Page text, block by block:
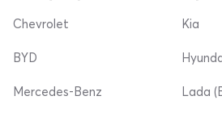
Chevrolet
BYD
Mercedes-Benz
Kia
Lada